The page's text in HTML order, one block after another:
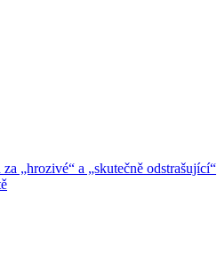
„hrozivé“ a „skutečně odstrašující“